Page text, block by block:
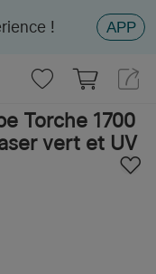
! APP
Torche 1700
vert et UV